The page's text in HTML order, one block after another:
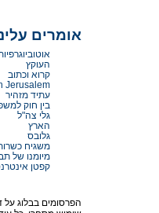
אומרים
העוקץ
קרוא וכתוב
Jerusalem
עתיד מזהיר
בין חוק
גלי צה"ל
הארץ
גלובס
משגיח
מיומנו של
קפטן
הפרסומים בבלוג